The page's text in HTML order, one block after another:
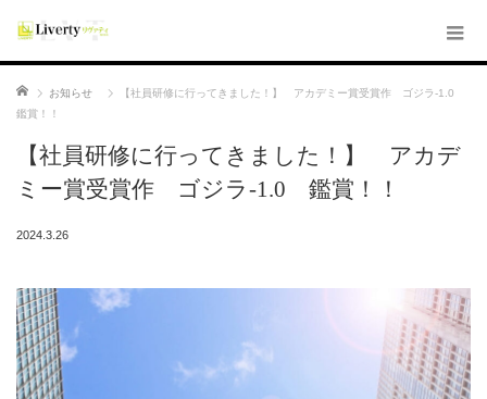
ホーム お知らせ
【社員研修に行ってきました！】 アカデミー賞受賞作 ゴジラ‐1.0
鑑賞！！
【社員研修に行ってきました！】 アカデ
ミー賞受賞作 ゴジラ‐1.0 鑑賞！！
2024.3.26